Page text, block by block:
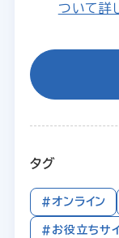
ついて詳
タグ
#オンライン
#お役立ちサ